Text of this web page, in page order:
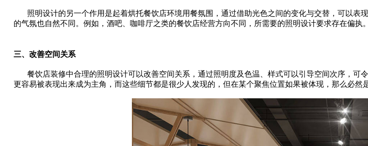
照明设计的另一个作用是起着烘托餐饮店环境用餐氛围，通过借助光色之间的变化与交替，可以
的气氛也自然不同。例如，酒吧、咖啡厅之类的餐饮店经营方向不同，所需要的照明设计要求存在偏执。
三、改善空间关系
餐饮店装修中合理的照明设计可以改善空间关系，通过照明度及色温、样式可以引导空间次序，
更容易被表现出来成为主角，而这些细节都是很少人发现的，但在某个聚焦位置如果被体现，那么必然